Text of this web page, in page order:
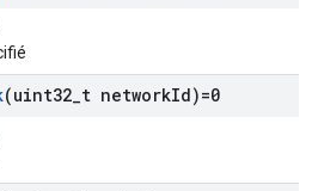
(uint32 t networkId)=0